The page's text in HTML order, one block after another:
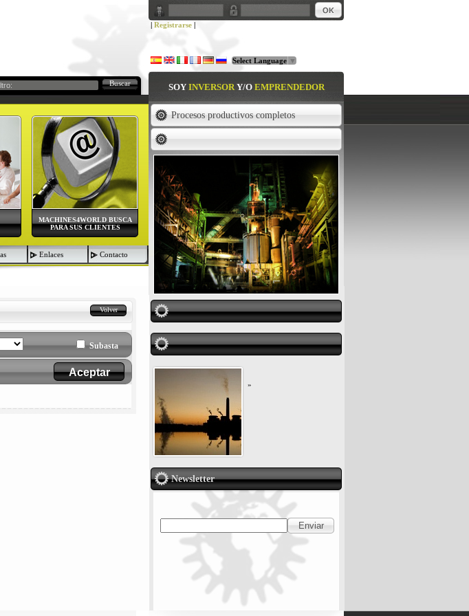
Buscar
MACHINES4WORLD BUSCA
PARA SUS CLIENTES
Enlaces Contacto
Volver
Subasta
| Registrarse |
Select Language ▼
SOYINVERSORY/OEMPRENDEDOR
Procesos productivos completos
»
Newsletter